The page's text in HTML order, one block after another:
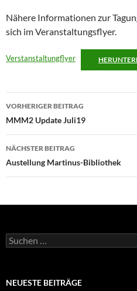
Nähere Informationen zur
sich im Veranstaltungsflyer.
Verstanstaltungflyer
Beitragsnavigation
VORHERIGER BEITRAG
MMM2 Update Juli19
NÄCHSTER BEITRAG
Austellung Martinus-Bibliothek
Suchen
nach:
NEUESTE BEITRÄGE